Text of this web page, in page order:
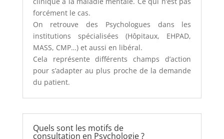
forcément le cas.
On retrouve des Psychologues dans les
institutions spécialisées (Hôpitaux, EHPAD,
MASS, CMP…) et aussi en libéral.
Cela représente différents champs d’action
pour s’adapter au plus proche de la demande
du patient.
Quels sont les motifs de
consultation en Psychologie ?